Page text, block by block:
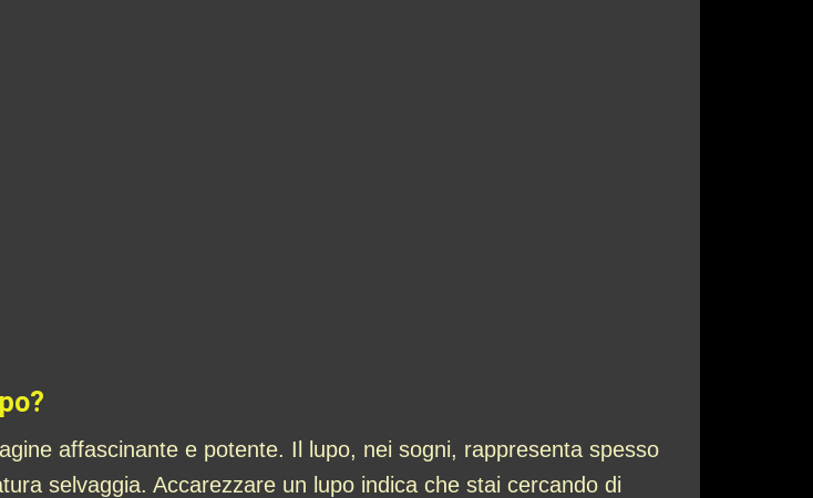
affascinante e potente. Il lupo, nei sogni, rappresenta spesso
selvaggia. Accarezzare un lupo indica che stai cercando di